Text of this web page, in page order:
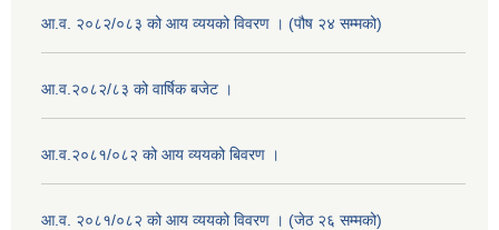
आ.व. २०८२/०८३ को आय व्ययको विवरण । (पौष २४ सम्मको)
आ.व.२०८२/८३ को वार्षिक बजेट ।
आ.व.२०८१/०८२ को आय व्ययको बिवरण ।
आ.व. २०८१/०८२ को आय व्ययको विवरण । (जेठ २६ सम्मको)